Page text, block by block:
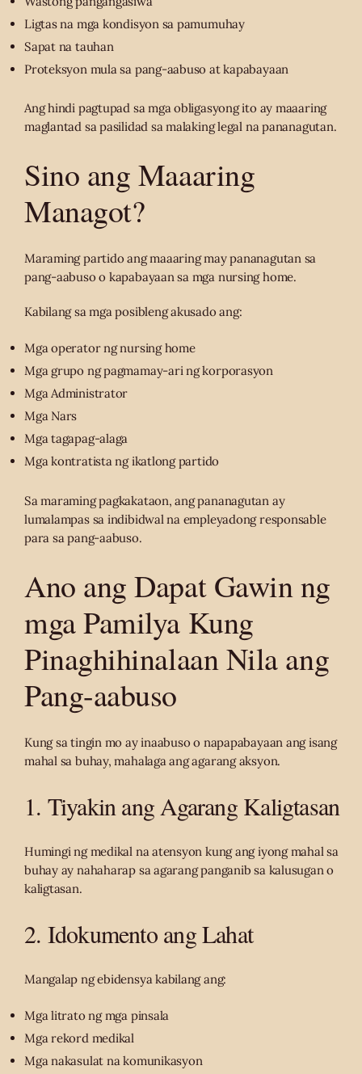
Ligtas na mga kondisyon sa pamumuhay
Sapat na tauhan
Proteksyon mula sa pang-aabuso at kapabayaan
Ang hindi pagtupad sa mga obligasyong ito ay maaaring
maglantad sa pasilidad sa malaking legal na pananagutan.
Sino ang Maaaring
Managot?
Maraming partido ang maaaring may pananagutan sa
pang-aabuso o kapabayaan sa mga nursing home.
Kabilang sa mga posibleng akusado ang:
Mga operator ng nursing home
Mga grupo ng pagmamay-ari ng korporasyon
Mga Administrator
Mga Nars
Mga tagapag-alaga
Mga kontratista ng ikatlong partido
Sa maraming pagkakataon, ang pananagutan ay
lumalampas sa indibidwal na empleyadong responsable
para sa pang-aabuso.
Ano ang Dapat Gawin ng
mga Pamilya Kung
Pinaghihinalaan Nila ang
Pang-aabuso
Kung sa tingin mo ay inaabuso o napapabayaan ang isang
mahal sa buhay, mahalaga ang agarang aksyon.
1. Tiyakin ang Agarang Kaligtasan
Humingi ng medikal na atensyon kung ang iyong mahal sa
buhay ay nahaharap sa agarang panganib sa kalusugan o
kaligtasan.
2. Idokumento ang Lahat
Mangalap ng ebidensya kabilang ang:
Mga litrato ng mga pinsala
Mga rekord medikal
Mga nakasulat na komunikasyon